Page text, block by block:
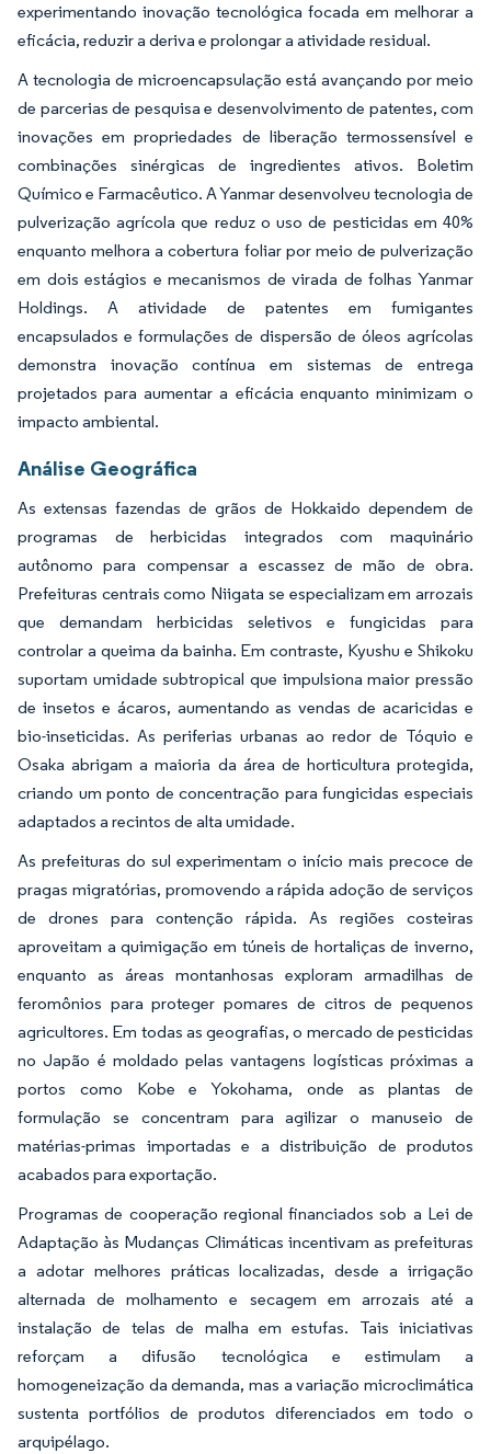
experimentando inovação tecnológica focada em melhorar a
eficácia, reduzir a deriva e prolongar a atividade residual.
A tecnologia de microencapsulação está avançando por meio
de parcerias de pesquisa e desenvolvimento de patentes, com
inovações em propriedades de liberação termossensível e
combinações sinérgicas de ingredientes ativos. Boletim
Químico e Farmacêutico. A Yanmar desenvolveu tecnologia de
pulverização agrícola que reduz o uso de pesticidas em 40%
enquanto melhora a cobertura foliar por meio de pulverização
em dois estágios e mecanismos de virada de folhas Yanmar
Holdings. A atividade de patentes em fumigantes
encapsulados e formulações de dispersão de óleos agrícolas
demonstra inovação contínua em sistemas de entrega
projetados para aumentar a eficácia enquanto minimizam o
impacto ambiental.
Análise Geográfica
As extensas fazendas de grãos de Hokkaido dependem de
programas de herbicidas integrados com maquinário
autônomo para compensar a escassez de mão de obra.
Prefeituras centrais como Niigata se especializam em arrozais
que demandam herbicidas seletivos e fungicidas para
controlar a queima da bainha. Em contraste, Kyushu e Shikoku
suportam umidade subtropical que impulsiona maior pressão
de insetos e ácaros, aumentando as vendas de acaricidas e
bio-inseticidas. As periferias urbanas ao redor de Tóquio e
Osaka abrigam a maioria da área de horticultura protegida,
criando um ponto de concentração para fungicidas especiais
adaptados a recintos de alta umidade.
As prefeituras do sul experimentam o início mais precoce de
pragas migratórias, promovendo a rápida adoção de serviços
de drones para contenção rápida. As regiões costeiras
aproveitam a quimigação em túneis de hortaliças de inverno,
enquanto as áreas montanhosas exploram armadilhas de
feromônios para proteger pomares de citros de pequenos
agricultores. Em todas as geografias, o mercado de pesticidas
no Japão é moldado pelas vantagens logísticas próximas a
portos como Kobe e Yokohama, onde as plantas de
formulação se concentram para agilizar o manuseio de
matérias-primas importadas e a distribuição de produtos
acabados para exportação.
Programas de cooperação regional financiados sob a Lei de
Adaptação às Mudanças Climáticas incentivam as prefeituras
a adotar melhores práticas localizadas, desde a irrigação
alternada de molhamento e secagem em arrozais até a
instalação de telas de malha em estufas. Tais iniciativas
reforçam a difusão tecnológica e estimulam a
homogeneização da demanda, mas a variação microclimática
sustenta portfólios de produtos diferenciados em todo o
arquipélago.